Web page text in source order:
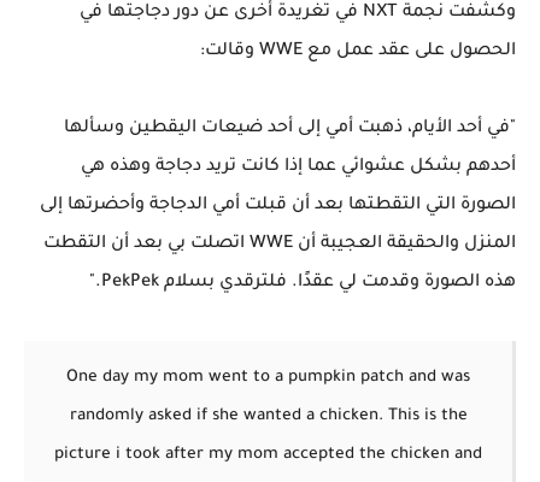
وكشفت نجمة NXT في تغريدة أخرى عن دور دجاجتها في
الحصول على عقد عمل مع WWE وقالت:
"في أحد الأيام، ذهبت أمي إلى أحد ضيعات اليقطين وسألها
أحدهم بشكل عشوائي عما إذا كانت تريد دجاجة وهذه هي
الصورة التي التقطتها بعد أن قبلت أمي الدجاجة وأحضرتها إلى
المنزل والحقيقة العجيبة أن WWE اتصلت بي بعد أن التقطت
هذه الصورة وقدمت لي عقدًا. فلترقدي بسلام PekPek."
One day my mom went to a pumpkin patch and was
randomly asked if she wanted a chicken. This is the
picture i took after my mom accepted the chicken and